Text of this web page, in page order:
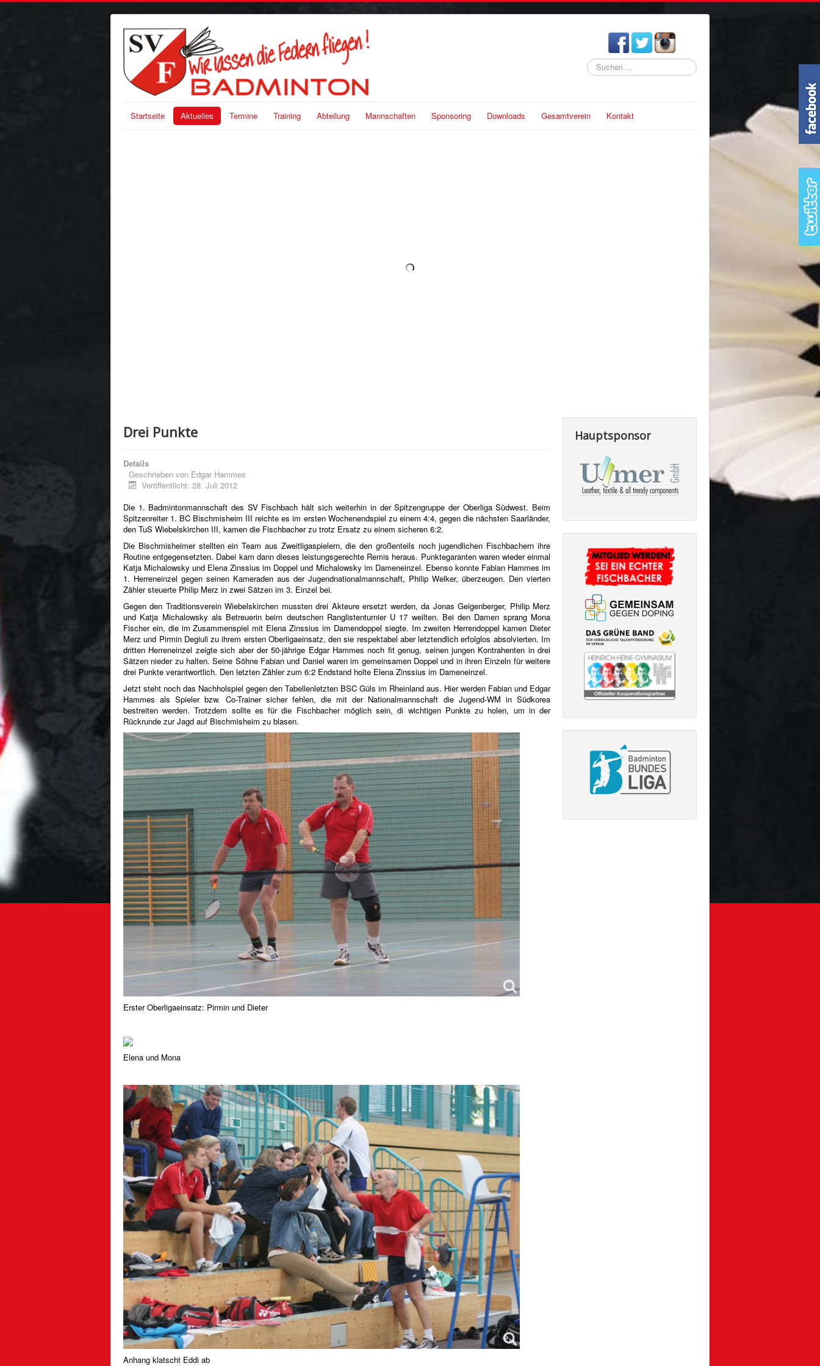
Suchen
...
Startseite Aktuelles Termine Training Abteilung Mannschaften Sponsoring Downloads Gesamtverein Kontakt
Details
Geschrieben vonEdgar Hammes
Die 1. Badmintonmannschaft des SV Fischbach hält sich weiterhin in der Spitzengruppe der Oberliga Südwest. Beim
Spitzenreiter 1. BC Bischmisheim III reichte es im ersten Wochenendspiel zu einem 4:4, gegen die nächsten Saarländer,
den TuS Wiebelskirchen III, kamen die Fischbacher zu trotz Ersatz zu einem sicheren 6:2.
Die Bischmisheimer stellten ein Team aus Zweitligaspielern, die den großenteils noch jugendlichen Fischbachern ihre
Routine entgegensetzten. Dabei kam dann dieses leistungsgerechte Remis heraus. Punktegaranten waren wieder einmal
Katja Michalowsky und Elena Zinssius im Doppel und Michalowsky im Dameneinzel. Ebenso konnte Fabian Hammes im
1. Herreneinzel gegen seinen Kameraden aus der Jugendnationalmannschaft, Philip Welker, überzeugen. Den vierten
Zähler steuerte Philip Merz in zwei Sätzen im 3. Einzel bei.
Gegen den Traditionsverein Wiebelskirchen mussten drei Akteure ersetzt werden, da Jonas Geigenberger, Philip Merz
und Katja Michalowsky als Betreuerin beim deutschen Ranglistenturnier U 17 weilten. Bei den Damen sprang Mona
Fischer ein, die im Zusammenspiel mit Elena Zinssius im Damendoppel siegte. Im zweiten Herrendoppel kamen Dieter
Merz und Pirmin Degiuli zu ihrem ersten Oberligaeinsatz, den sie respektabel aber letztendlich erfolglos absolvierten. Im
dritten Herreneinzel zeigte sich aber der 50-jährige Edgar Hammes noch fit genug, seinen jungen Kontrahenten in drei
Sätzen nieder zu halten. Seine Söhne Fabian und Daniel waren im gemeinsamen Doppel und in ihren Einzeln für weitere
drei Punkte verantwortlich. Den letzten Zähler zum 6:2 Endstand holte Elena Zinssius im Dameneinzel.
Jetzt steht noch das Nachholspiel gegen den Tabellenletzten BSC Güls im Rheinland aus. Hier werden Fabian und Edgar
Hammes als Spieler bzw. Co-Trainer sicher fehlen, die mit der Nationalmannschaft die Jugend-WM in Südkorea
bestreiten werden. Trotzdem sollte es für die Fischbacher möglich sein, di wichtigen Punkte zu holen, um in der
Rückrunde zur Jagd auf Bischmisheim zu blasen.
Erster Oberligaeinsatz: Pirmin und Dieter
Anhang klatscht Eddi ab
(alle Fotos: Dieter Merz)